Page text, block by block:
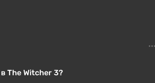
The Witcher 3?